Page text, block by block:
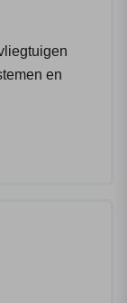
en